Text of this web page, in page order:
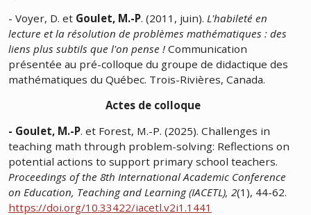
- Voyer, D. et Goulet, M.-P. (2011, juin). L'habileté en
lecture et la résolution de problèmes mathématiques : des
liens plus subtils que l'on pense ! Communication
présentée au pré-colloque du groupe de didactique des
mathématiques du Québec. Trois-Rivières, Canada.
Actes de colloque
- Goulet, M.-P. et Forest, M.-P. (2025). Challenges in
teaching math through problem-solving: Reflections on
potential actions to support primary school teachers.
Proceedings of the 8th International Academic Conference
on Education, Teaching and Learning (IACETL), 2(1), 44-62.
https://doi.org/10.33422/iacetl.v2i1.1441